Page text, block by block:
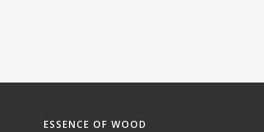
ESSENCE OF WOOD